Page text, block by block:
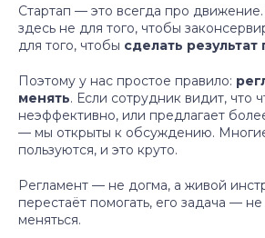
Стартап — это всегда про
здесь не для того, чтобы
для того, чтобы сделать
Поэтому у нас простое правило:
менять. Если сотрудник видит, что
неэффективно, или предлагает
— мы открыты к обсуждению.
пользуются, и это круто.
Регламент — не догма, а живой
перестаёт помогать, его задача —
меняться.